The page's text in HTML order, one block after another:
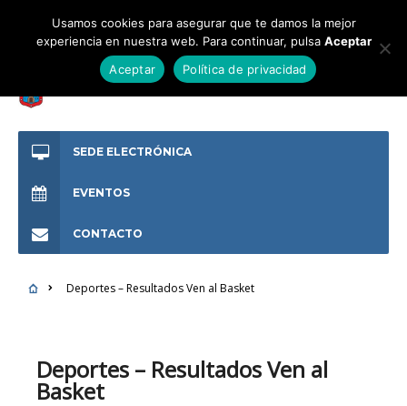
SEDE ELECTRÓNICA
EVENTOS
CONTACTO
Deportes – Resultados Ven al Basket
Deportes – Resultados Ven al
Basket
Usamos cookies para asegurar que te damos la mejor
experiencia en nuestra web. Para continuar, pulsa Aceptar
Aceptar
Política de privacidad